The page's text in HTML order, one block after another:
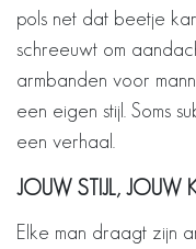
pols net dat beetje
schreeuwt om
armbanden voor
een eigen stijl. Soms
een verhaal.
JOUW STIJL, JOUW
Elke man draagt zijn